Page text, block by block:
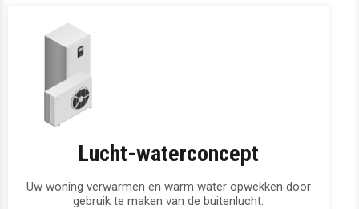
Lucht-waterconcept
Uw woning verwarmen en warm water opwekken door
gebruik te maken van de buitenlucht.